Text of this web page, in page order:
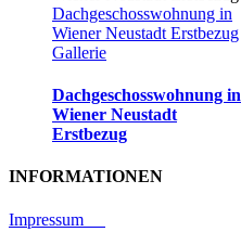
Dachgeschosswohnung in
Wiener Neustadt Erstbezug
Gallerie
Dachgeschosswohnung in
Wiener Neustadt
Erstbezug
INFORMATIONEN
Impressum